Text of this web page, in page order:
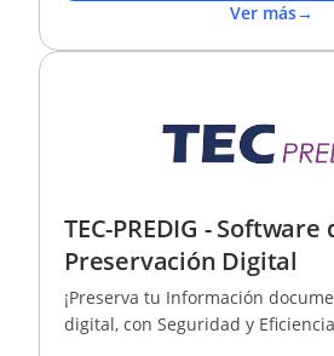
Ver más→
TEC-PREDIG - Software
Preservación Digital
¡Preserva tu Información
digital, con Seguridad y